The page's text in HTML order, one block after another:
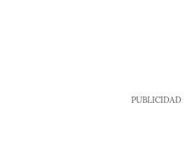
PUBLICIDAD